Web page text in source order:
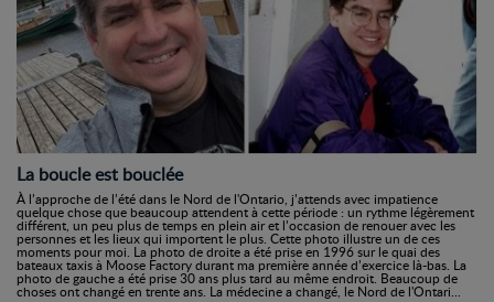
La boucle est bouclée
À l’approche de l’été dans le Nord de l'Ontario, j’attends avec impatience
quelque chose que beaucoup attendent à cette période : un rythme légèrement
différent, un peu plus de temps en plein air et l’occasion de renouer avec les
personnes et les lieux qui importent le plus. Cette photo illustre un de ces
moments pour moi. La photo de droite a été prise en 1996 sur le quai des
bateaux taxis à Moose Factory durant ma première année d’exercice là-bas. La
photo de gauche a été prise 30 ans plus tard au même endroit. Beaucoup de
choses ont changé en trente ans. La médecine a changé, le Nord de l'Ontari...